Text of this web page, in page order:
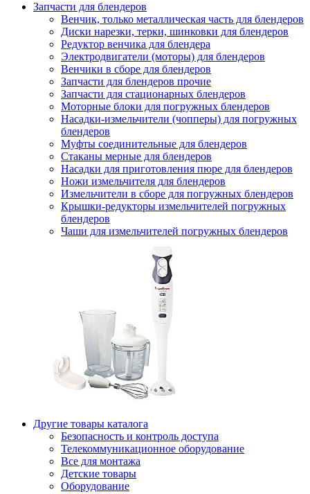
Запчасти для блендеров
Венчик, только металлическая часть для блендеров
Диски нарезки, терки, шинковки для блендеров
Редуктор венчика для блендера
Электродвигатели (моторы) для блендеров
Венчики в сборе для блендеров
Запчасти для блендеров прочие
Запчасти для стационарных блендеров
Моторные блоки для погружных блендеров
Насадки-измельчители (чопперы) для погружных
блендеров
Муфты соединительные для блендеров
Стаканы мерные для блендеров
Насадки для приготовления пюре для блендеров
Ножи измельчителя для блендеров
Измельчители в сборе для погружных блендеров
Крышки-редукторы измельчителей погружных
блендеров
Чаши для измельчителей погружных блендеров
Другие товары каталога
Безопасность и контроль доступа
Телекоммуникационное оборудование
Все для монтажа
Детские товары
Оборудование